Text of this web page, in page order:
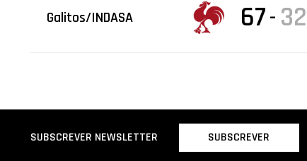
Galitos/INDASA 67- 32
SUBSCREVER NEWSLETTER SUBSCREVER